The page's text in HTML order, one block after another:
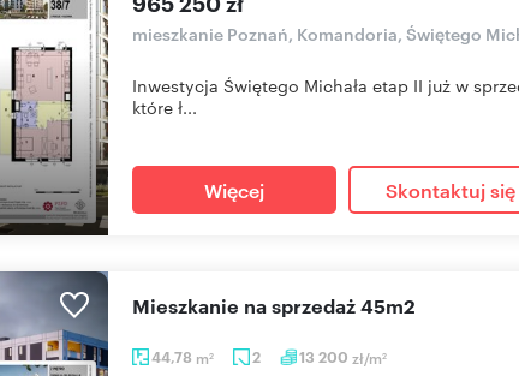
mieszkanie Poznań, Komandoria, Świętego
Inwestycja Świętego Michała etap II już w
które ł...
Więcej Skontaktuj się
44,78 m2 2 13 200 zł/m2
mieszkanie na sprzedaż 45m2